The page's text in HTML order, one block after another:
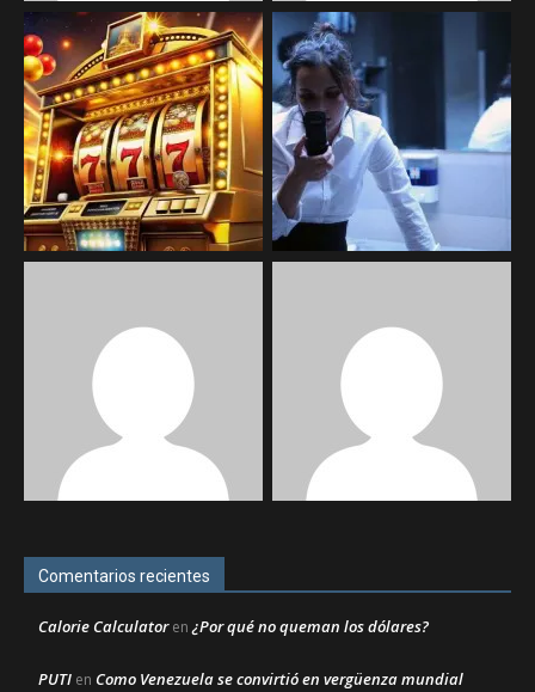
Comentarios recientes
Calorie Calculatoren¿Por qué no queman los dólares?
PUTI en Como Venezuela se convirtió en vergüenza mundial